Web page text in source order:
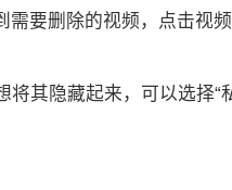
要删除的视频，点击视
其隐藏起来，可以选择